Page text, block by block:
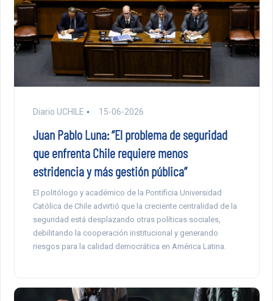
Diario UCHILE 15-06-2026
Juan Pablo Luna: “El problema de seguridad
que enfrenta Chile requiere menos
estridencia y más gestión pública”
El politólogo y académico de la Pontificia Universidad
Católica de Chile advirtió que la creciente centralidad de la
seguridad está desplazando otras políticas sociales,
debilitando la cooperación institucional y generando
riesgos para la calidad democrática en América Latina.